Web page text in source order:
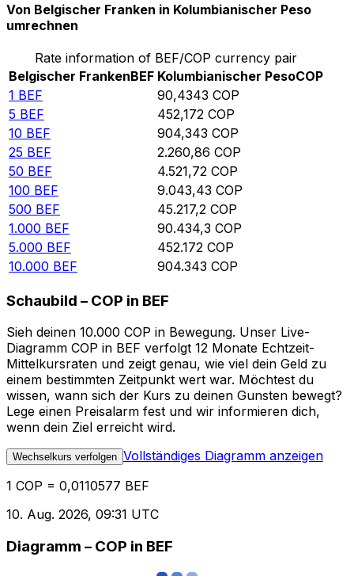
Von Belgischer Franken in Kolumbianischer Peso
umrechnen
Rate information of BEF/COP currency pair
Belgischer FrankenBEF Kolumbianischer PesoCOP
1 BEF 90,4343 COP
5 BEF 452,172 COP
10 BEF 904,343 COP
25 BEF 2.260,86 COP
50 BEF 4.521,72 COP
100 BEF 9.043,43 COP
500 BEF 45.217,2 COP
1.000 BEF 90.434,3 COP
5.000 BEF 452.172 COP
10.000 BEF 904.343 COP
Schaubild – COP in BEF
Sieh deinen 10.000 COP in Bewegung. Unser Live-
Diagramm COP in BEF verfolgt 12 Monate Echtzeit-
Mittelkursraten und zeigt genau, wie viel dein Geld zu
einem bestimmten Zeitpunkt wert war. Möchtest du
wissen, wann sich der Kurs zu deinen Gunsten bewegt?
Lege einen Preisalarm fest und wir informieren dich,
wenn dein Ziel erreicht wird.
Wechselkurs verfolgen Vollständiges Diagramm anzeigen
1 COP = 0,0110577 BEF
10. Aug. 2026, 09:31 UTC
Diagramm – COP in BEF